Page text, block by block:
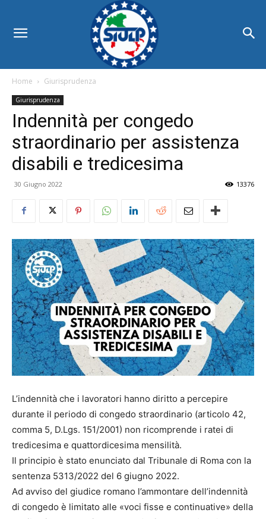
Home Giurisprudenza
Giurisprudenza
Indennità per congedo
straordinario per assistenza
disabili e tredicesima
30 Giugno 2022 13376
L’indennità che i lavoratori hanno diritto a percepire
durante il periodo di congedo straordinario (articolo 42,
comma 5, D.Lgs. 151/2001) non ricomprende i ratei di
tredicesima e quattordicesima mensilità.
Il principio è stato enunciato dal Tribunale di Roma con la
sentenza 5313/2022 del 6 giugno 2022.
Ad avviso del giudice romano l’ammontare dell’indennità
di congedo è limitato alle «voci fisse e continuative» della